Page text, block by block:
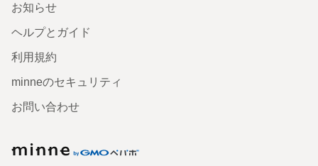
お知らせ
ヘルプとガイド
利用規約
minneのセキュリティ
お問い合わせ